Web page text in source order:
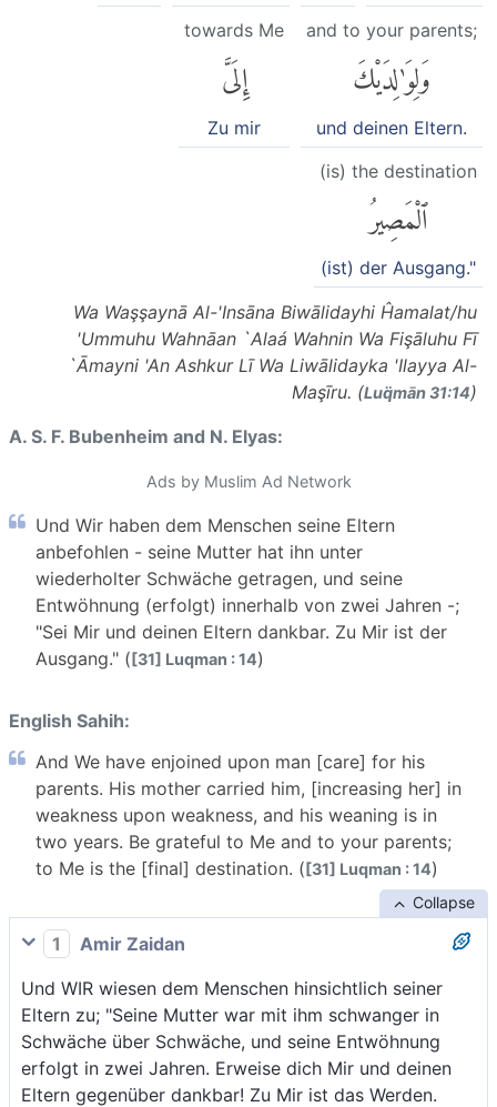
and to your parents;
وَلِوَٰلِدَيْكَ
und deinen Eltern.
towards Me
إِلَىَّ
Zu mir
(is) the destination
ٱلْمَصِيرُ
(ist) der Ausgang."
Wa Waşşaynā Al-'Insāna Biwālidayhi Ĥamalat/hu
'Ummuhu Wahnāan `Alaá Wahnin Wa Fişāluhu Fī
`Āmayni 'An Ashkur Lī Wa Liwālidayka 'Ilayya Al-
Maşīru. (Luq̈mān 31:14)
A. S. F. Bubenheim and N. Elyas:
Ads by Muslim Ad Network
Und Wir haben dem Menschen seine Eltern
anbefohlen - seine Mutter hat ihn unter
wiederholter Schwäche getragen, und seine
Entwöhnung (erfolgt) innerhalb von zwei Jahren -;
"Sei Mir und deinen Eltern dankbar. Zu Mir ist der
Ausgang." ([31] Luqman : 14)
English Sahih:
And We have enjoined upon man [care] for his
parents. His mother carried him, [increasing her] in
weakness upon weakness, and his weaning is in
two years. Be grateful to Me and to your parents;
to Me is the [final] destination. ([31] Luqman : 14)
Collapse
1
Amir Zaidan
Und WIR wiesen dem Menschen hinsichtlich seiner
Eltern zu; "Seine Mutter war mit ihm schwanger in
Schwäche über Schwäche, und seine Entwöhnung
erfolgt in zwei Jahren. Erweise dich Mir und deinen
Eltern gegenüber dankbar! Zu Mir ist das Werden.